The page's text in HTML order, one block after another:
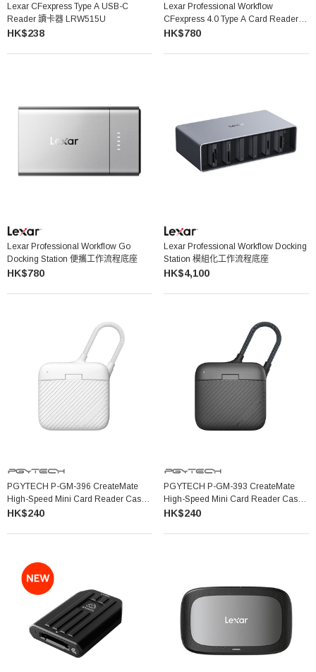
Lexar CFexpress Type A USB-C
Reader 讀卡器 LRW515U
HK$238
Lexar Professional Workflow
CFexpress 4.0 Type A Card Reader 讀
卡器 WF730
HK$780
Lexar Professional Workflow Go
Docking Station 便攜工作流程底座
HK$780
Lexar Professional Workflow Docking
Station 模組化工作流程底座
HK$4,100
PGYTECH P-GM-396 CreateMate
High-Speed Mini Card Reader Case
迷你高速讀卡盒 (象牙白)
HK$240
PGYTECH P-GM-393 CreateMate
High-Speed Mini Card Reader Case
迷你高速讀卡盒 (經典黑)
HK$240